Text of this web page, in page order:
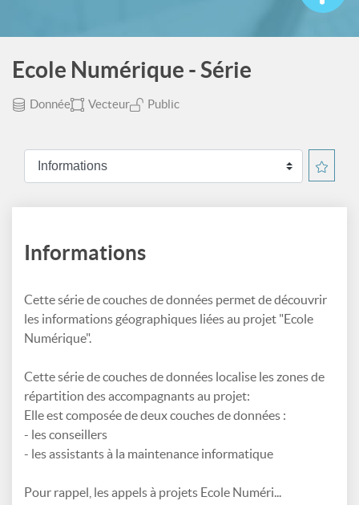
Ecole Numérique - Série
Donnée Vecteur Public
Informations
Cette série de couches de données permet de découvrir
les informations géographiques liées au projet "Ecole
Numérique".
Cette série de couches de données localise les zones de
répartition des accompagnants au projet:
Elle est composée de deux couches de données :
- les conseillers
- les assistants à la maintenance informatique
Pour rappel, les appels à projets Ecole Numéri...